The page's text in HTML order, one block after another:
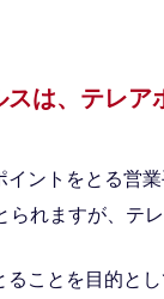
は、テレア
ントをとる営
れますが、テ
ことを目的と